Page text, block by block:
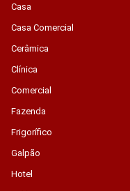
Casa
Casa Comercial
Cerâmica
Clínica
Comercial
Fazenda
Frigorífico
Galpão
Hotel